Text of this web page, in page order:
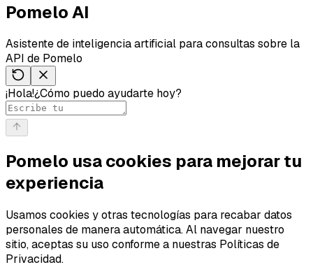
Pomelo AI
Asistente de inteligencia artificial para consultas sobre la
API de Pomelo
¡Hola!¿Cómo puedo ayudarte hoy?
Pomelo usa cookies para mejorar tu
experiencia
Usamos cookies y otras tecnologías para recabar datos
personales de manera automática. Al navegar nuestro
sitio, aceptas su uso conforme a nuestras Políticas de
Privacidad.